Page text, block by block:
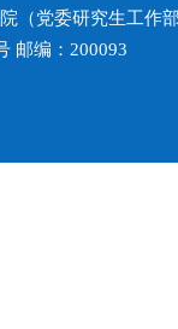
（党委研究生工作
邮编：200093